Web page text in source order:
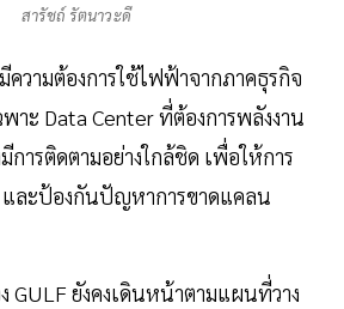
สารัชถ์ รัตนาวะดี
ความต้องการใช้ไฟฟ้าจากภาคธุรกิจ
พาะ Data Center ที่ต้องการพลังงาน
การติดตามอย่างใกล้ชิด เพื่อให้การ
และป้องกันปัญหาการขาดแคลน
GULF ยังคงเดินหน้าตามแผนที่วาง